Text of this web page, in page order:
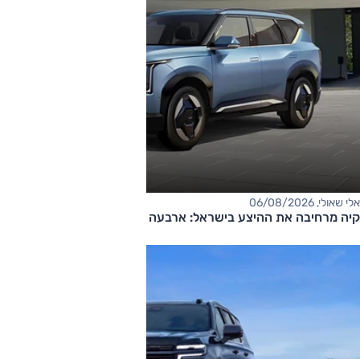
אלי שאולי, 06/08/2026
קיה מרחיבה את ההיצע בישראל: ארבעה דגמים חדשים בדרך